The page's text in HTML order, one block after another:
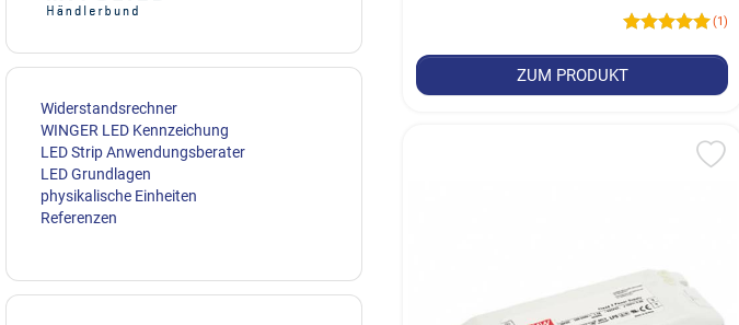
(1)
ZUM PRODUKT
Widerstandsrechner
WINGER LED Kennzeichung
LED Strip Anwendungsberater
LED Grundlagen
physikalische Einheiten
Referenzen